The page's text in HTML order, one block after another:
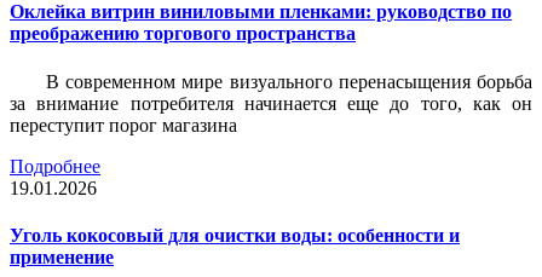
Оклейка витрин виниловыми пленками: руководство по
преображению торгового пространства
В современном мире визуального перенасыщения борьба
за внимание потребителя начинается еще до того, как он
переступит порог магазина
Подробнее
19.01.2026
Уголь кокосовый для очистки воды: особенности и
применение